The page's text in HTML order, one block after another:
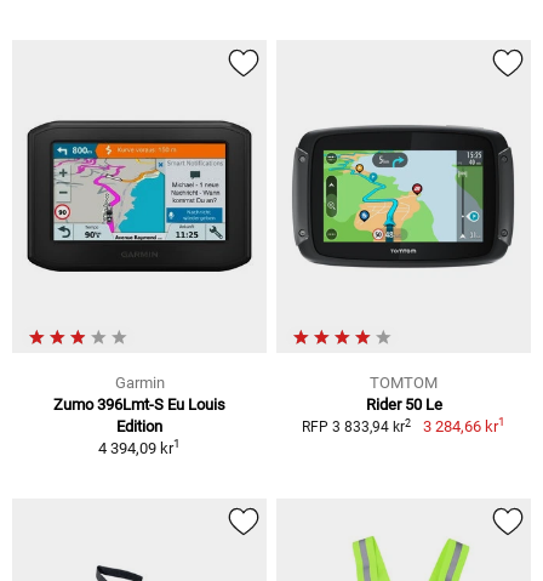
Garmin
Zumo 396Lmt-S Eu Louis
Edition
4 394,09 kr1
TOMTOM
Rider 50 Le
RFP 3 833,94 kr2 3 284,66 kr1